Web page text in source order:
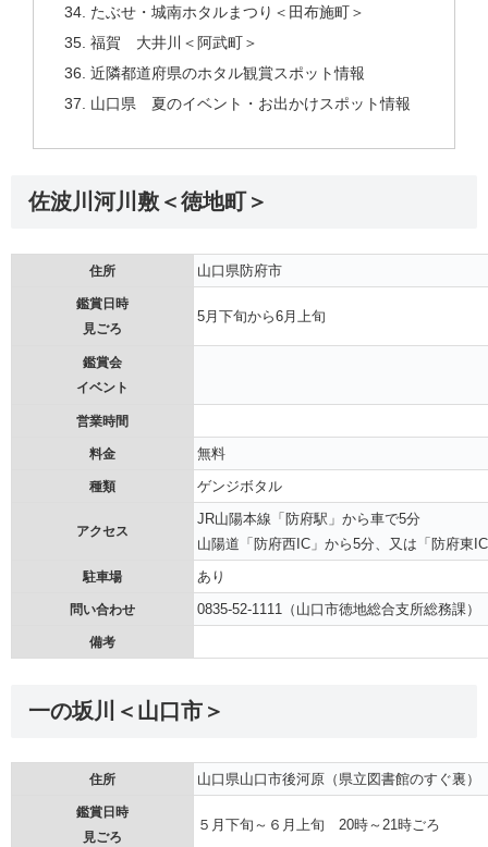
たぶせ・城南ホタルまつり＜田布施町＞
福賀 大井川＜阿武町＞
近隣都道府県のホタル観賞スポット情報
山口県 夏のイベント・お出かけスポット情報
佐波川河川敷＜徳地町＞
住所 山口県防府市
鑑賞日時
見ごろ
5月下旬から6月上旬
鑑賞会
イベント
営業時間
料金 無料
種類 ゲンジボタル
アクセス
JR山陽本線「防府駅」から車で5分
山陽道「防府西IC」から5分、又は「防府東
駐車場 あり
問い合わせ 0835-52-1111（山口市徳地総合支所総務課）
備考
一の坂川＜山口市＞
住所 山口県山口市後河原（県立図書館のすぐ裏）
鑑賞日時
見ごろ
５月下旬～６月上旬 20時～21時ごろ